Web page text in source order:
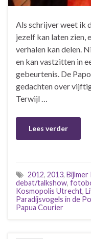
Als schrijver weet ik
jezelf kan laten zien,
verhalen kan delen.
en kan vastzitten in
gebeurtenis. De
gedachten over
Terwijl …
Lees verder
2012, 2013,
debat/talkshow,
Kosmopolis Utrecht,
Paradijsvogels in de
Papua Courier